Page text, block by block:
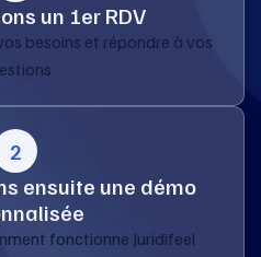
un 1er RDV
besoins et répondre à vos
2
ensuite une démo
fonctionne Juridifeel